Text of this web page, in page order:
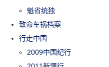
魁省统独
致命车祸档案
行走中国
2009中国纪行